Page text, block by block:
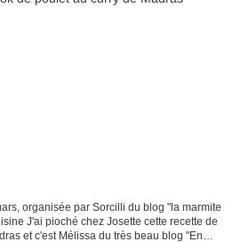
organisée par Sorcilli du blog "la marmite
J'ai pioché chez Josette cette recette de
et c'est Mélissa du très beau blog "En